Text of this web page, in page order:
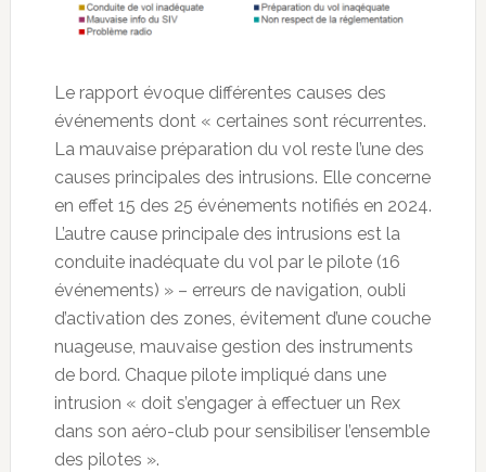
Le rapport évoque différentes causes des
événements dont « certaines sont récurrentes.
La mauvaise préparation du vol reste l’une des
causes principales des intrusions. Elle concerne
en effet 15 des 25 événements notifiés en 2024.
L’autre cause principale des intrusions est la
conduite inadéquate du vol par le pilote (16
événements) » – erreurs de navigation, oubli
d’activation des zones, évitement d’une couche
nuageuse, mauvaise gestion des instruments
de bord. Chaque pilote impliqué dans une
intrusion « doit s’engager à effectuer un Rex
dans son aéro-club pour sensibiliser l’ensemble
des pilotes ».